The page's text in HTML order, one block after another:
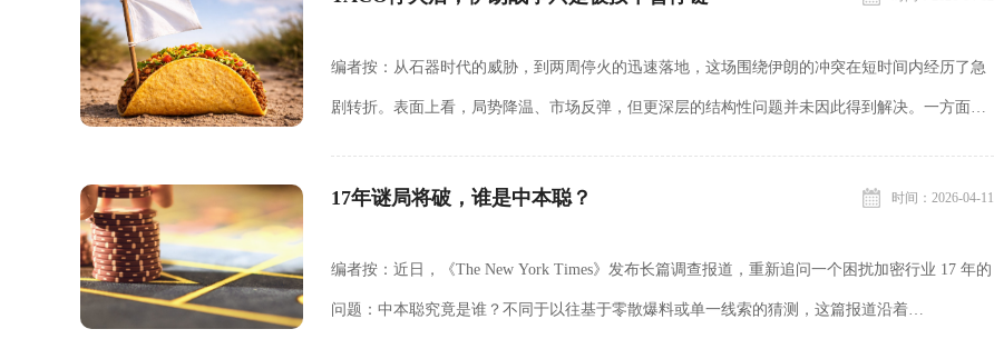
编者按：从石器时代的威胁，到两周停火的迅速落地，这场围绕伊朗的冲突在短时间内经历了急
剧转折。表面上看，局势降温、市场反弹，但更深层的结构性问题并未因此得到解决。一方面，
17年谜局将破，谁是中本聪？ 时间：2026-04-11
编者按：近日，《The New York Times》发布长篇调查报道，重新追问一个困扰加密行业 17 年的
问题：中本聪究竟是谁？不同于以往基于零散爆料或单一线索的猜测，这篇报道沿着